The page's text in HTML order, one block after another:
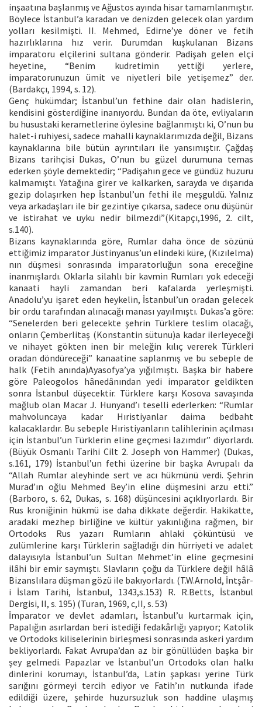
inşaatına başlanmış ve Ağustos ayında hisar tamamlanmıştır.
Böylece İstanbul’a karadan ve denizden gelecek olan yardım
yolları kesilmişti. II. Mehmed, Edirne’ye döner ve fetih
hazırlıklarına hız verir. Durumdan kuşkulanan Bizans
imparatoru elçilerini sultana gönderir. Padişah gelen elçi
heyetine, “Benim kudretimin yettiği yerlere,
imparatorunuzun ümit ve niyetleri bile yetişemez” der.
(Bardakçı, 1994, s. 12).
Genç hükümdar; İstanbul’un fethine dair olan hadislerin,
kendisini gösterdiğine inanıyordu. Bundan da öte, evliyaların
bu husustaki kerametlerine öylesine bağlanmıştı ki, O’nun bu
halet-i ruhiyesi, sadece mahalli kaynaklarımızda değil, Bizans
kaynaklarına bile bütün ayrıntıları ile yansımıştır. Çağdaş
Bizans tarihçisi Dukas, O’nun bu güzel durumuna temas
ederken şöyle demektedir; “Padişahın gece ve gündüz huzuru
kalmamıştı. Yatağına girer ve kalkarken, sarayda ve dışarıda
gezip dolaşırken hep İstanbul’un fethi ile meşguldü. Yalnız
veya arkadaşları ile bir gezintiye çıkarsa, sadece onu düşünür
ve istirahat ve uyku nedir bilmezdi”(Kitapçı,1996, 2. cilt,
s.140).
Bizans kaynaklarında göre, Rumlar daha önce de sözünü
ettiğimiz imparator Jüstinyanus’un elindeki küre, (Kızılelma)
nın düşmesi sonrasında imparatorluğun sona ereceğine
inanmışlardı. Oklarla silahlı bir kavmin Rumları yok edeceği
kanaati hayli zamandan beri kafalarda yerleşmişti.
Anadolu’yu işaret eden heykelin, İstanbul’un oradan gelecek
bir ordu tarafından alınacağı manası yayılmıştı. Dukas’a göre:
“Senelerden beri gelecekte şehrin Türklere teslim olacağı,
onların Çemberlitaş (Konstantin sütunu)a kadar ilerleyeceği
ve nihayet gökten inen bir meleğin kılıç vererek Türkleri
oradan döndüreceği” kanaatine saplanmış ve bu sebeple de
halk (Fetih anında)Ayasofya’ya yığılmıştı. Başka bir habere
göre Paleogolos hânedânından yedi imparator geldikten
sonra İstanbul düşecektir. Türklere karşı Kosova savaşında
mağlub olan Macar J. Hunyand’ı teselli ederlerken: “Rumlar
mahvoluncaya kadar Hıristiyanlar daima bedbaht
kalacaklardır. Bu sebeple Hıristiyanların talihlerinin açılması
için İstanbul’un Türklerin eline geçmesi lazımdır” diyorlardı.
(Büyük Osmanlı Tarihi Cilt 2. Joseph von Hammer) (Dukas,
s.161, 179) İstanbul’un fethi üzerine bir başka Avrupalı da
“Allah Rumlar aleyhinde sert ve acı hükmünü verdi. Şehrin
Murad’ın oğlu Mehmed Bey’in eline düşmesini arzu etti.”
(Barboro, s. 62, Dukas, s. 168) düşüncesini açıklıyorlardı. Bir
Rus kroniğinin hükmü ise daha dikkate değerdir. Hakikatte,
aradaki mezhep birliğine ve kültür yakınlığına rağmen, bir
Ortodoks Rus yazarı Rumların ahlaki çöküntüsü ve
zulümlerine karşı Türklerin sağladığı din hürriyeti ve adalet
dalayısıyla İstanbul’un Sultan Mehmet’in eline geçmesini
ilâhi bir emir saymıştı. Slavların çoğu da Türklere değil hâlâ
Bizanslılara düşman gözü ile bakıyorlardı. (T.W.Arnold, İntşâr-
i İslam Tarihi, İstanbul, 1343,s.153) R. R.Betts, İstanbul
Dergisi, II, s. 195) (Turan, 1969, c,II, s. 53)
İmparator ve devlet adamları, İstanbul’u kurtarmak için,
Papalığın asırlardan beri istediği fedakârlığı yapıyor; Katolik
ve Ortodoks kiliselerinin birleşmesi sonrasında askeri yardım
bekliyorlardı. Fakat Avrupa’dan az bir gönüllüden başka bir
şey gelmedi. Papazlar ve İstanbul’un Ortodoks olan halkı
dinlerini korumayı, İstanbul’da, Latin şapkası yerine Türk
sarığını görmeyi tercih ediyor ve Fatih’ın nutkunda ifade
edildiği üzere, şehirde huzursuzluk son haddine ulaşmış